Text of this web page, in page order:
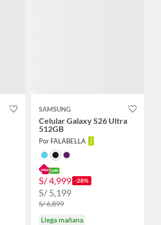
SAMSUNG
Celular Galaxy S26 Ultra
512GB
Por FALABELLA
S/ 4,999 -28%
S/ 5,199
S/ 6,899
Llega mañana